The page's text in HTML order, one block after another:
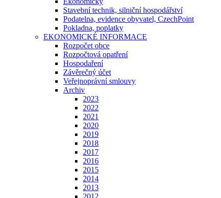
Stavební technik, silniční hospodářství
Podatelna, evidence obyvatel, CzechPoint
Pokladna, poplatky
EKONOMICKÉ INFORMACE
Rozpočet obce
Rozpočtová opatření
Hospodaření
Závěrečný účet
Veřejnoprávní smlouvy
Archiv
2023
2022
2021
2020
2019
2018
2017
2016
2015
2014
2013
2012